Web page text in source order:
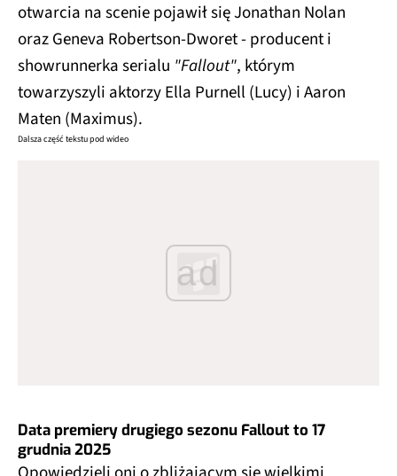
otwarcia na scenie pojawił się Jonathan Nolan
oraz Geneva Robertson-Dworet - producent i
showrunnerka serialu "Fallout", którym
towarzyszyli aktorzy Ella Purnell (Lucy) i Aaron
Maten (Maximus).
Dalsza część tekstu pod wideo
ad
Data premiery drugiego sezonu Fallout to 17
grudnia 2025